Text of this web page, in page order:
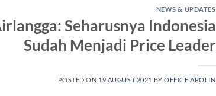
NEWS & UPDATES
Seharusnya Indonesia
Sudah Menjadi Price Leader
POSTED ON 19 AUGUST 2021 BYOFFICE APOLIN